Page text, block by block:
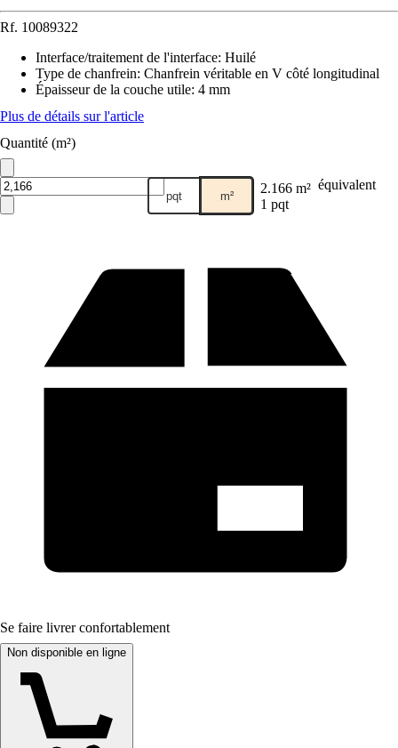
Rf. 10089322
Interface/traitement de l'interface: Huilé
Type de chanfrein: Chanfrein véritable en V côté longitudinal
Épaisseur de la couche utile: 4 mm
Plus de détails sur l'article
Quantité (m²)
pqt m² 2.166 m² équivalent
1 pqt
Se faire livrer confortablement
Non disponible en ligne